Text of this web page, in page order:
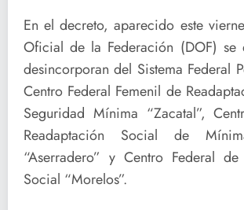
En el decreto, aparecido este
Oficial de la Federación (DOF) se
desincorporan del Sistema Federal
Centro Federal Femenil de
Seguridad Mínima “Zacatal”,
Readaptación Social de
“Aserradero” y Centro Federal de
Social “Morelos”.